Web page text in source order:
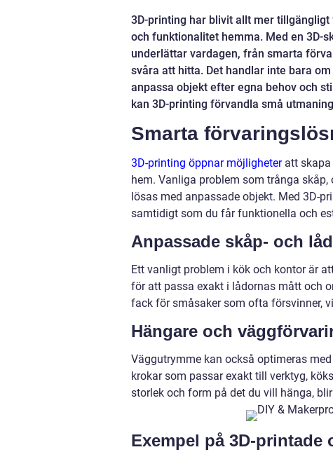
3D-printing har blivit allt mer
och funktionalitet hemma. Med en 3D-
underlättar vardagen, från smarta
svåra att hitta. Det handlar inte bara
anpassa objekt efter egna behov och
kan 3D-printing förvandla små
Smarta
3D-printing öppnar möjligheteratt skapa
hem. Vanliga problem som trånga
lösas med anpassade objekt. Med 3D-
samtidigt som du får funktionella och
Anpassade skåp- och
Ett vanligt problem i kök och kontor är
för att passa exakt i lådornas mått och
fack för småsaker som ofta försvinner,
Hängare och
Väggutrymme kan också optimeras
krokar som passar exakt till verktyg,
storlek och form på det du vill hänga,
Exempel på 3D-